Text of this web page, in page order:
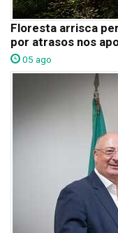
Floresta arrisca
por atrasos nos
05 ago